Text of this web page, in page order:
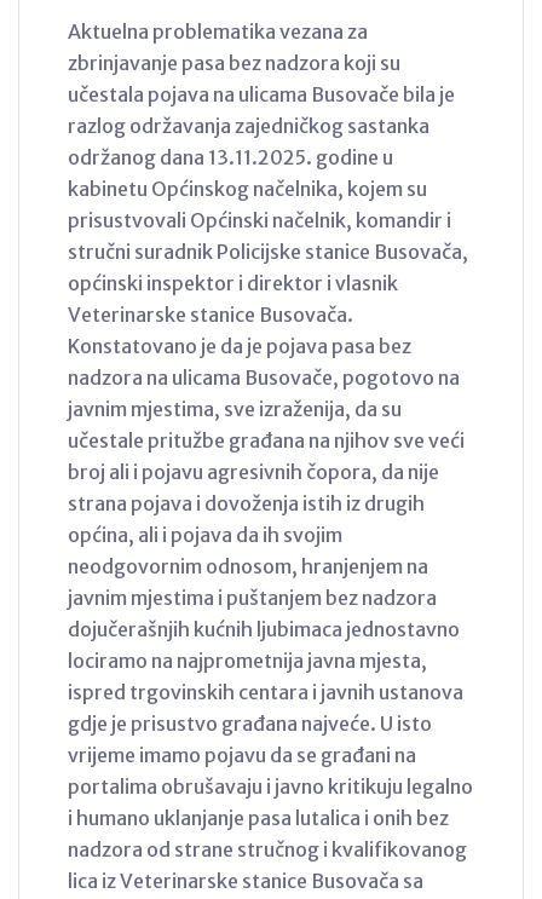
Aktuelna problematika vezana za
zbrinjavanje pasa bez nadzora koji su
učestala pojava na ulicama Busovače bila je
razlog održavanja zajedničkog sastanka
održanog dana 13.11.2025. godine u
kabinetu Općinskog načelnika, kojem su
prisustvovali Općinski načelnik, komandir i
stručni suradnik Policijske stanice Busovača,
općinski inspektor i direktor i vlasnik
Veterinarske stanice Busovača.
Konstatovano je da je pojava pasa bez
nadzora na ulicama Busovače, pogotovo na
javnim mjestima, sve izraženija, da su
učestale pritužbe građana na njihov sve veći
broj ali i pojavu agresivnih čopora, da nije
strana pojava i dovoženja istih iz drugih
općina, ali i pojava da ih svojim
neodgovornim odnosom, hranjenjem na
javnim mjestima i puštanjem bez nadzora
dojučerašnjih kućnih ljubimaca jednostavno
lociramo na najprometnija javna mjesta,
ispred trgovinskih centara i javnih ustanova
gdje je prisustvo građana najveće. U isto
vrijeme imamo pojavu da se građani na
portalima obrušavaju i javno kritikuju legalno
i humano uklanjanje pasa lutalica i onih bez
nadzora od strane stručnog i kvalifikovanog
lica iz Veterinarske stanice Busovača sa